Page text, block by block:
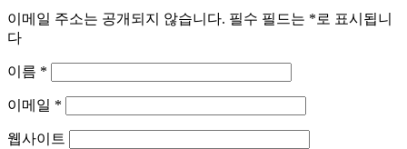
이메일 주소는 공개되지 않습니다. 필수 필드는 *로 표시됩니
다
이름 *
이메일 *
웹사이트